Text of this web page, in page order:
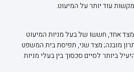
מקשות עוד יותר על המיעוט.
מצד אחד, חששו של בעל מניות המיעוט
מובנה; מצד שני, תפיסת בית המשפט
ביותר לסיים סכסוך בין בעלי מניות